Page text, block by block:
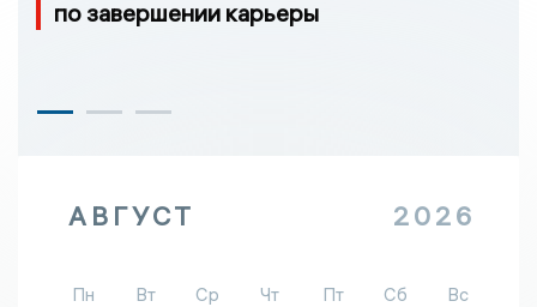
по завершении карьеры
АВГУСТ 2026
Пн Вт Ср Чт Пт Сб
Вс